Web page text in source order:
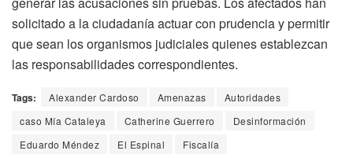
solicitado a la ciudadanía actuar con prudencia y permitir
que sean los organismos judiciales quienes establezcan
las responsabilidades correspondientes.
Tags: Alexander Cardoso Amenazas
Autoridades
caso Mía Cataleya
Catherine Guerrero
Desinformación
Eduardo Méndez
El Espinal
Fiscalía